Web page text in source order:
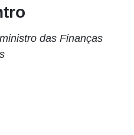
das Finanças